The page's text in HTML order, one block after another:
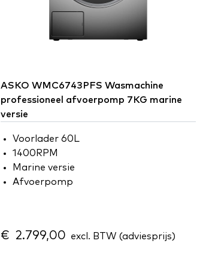
ASKO WMC6743PFS Wasmachine
professioneel afvoerpomp 7KG marine
versie
Voorlader 60L
1400RPM
Marine versie
Afvoerpomp
€ 2.799,00 excl. BTW (adviesprijs)